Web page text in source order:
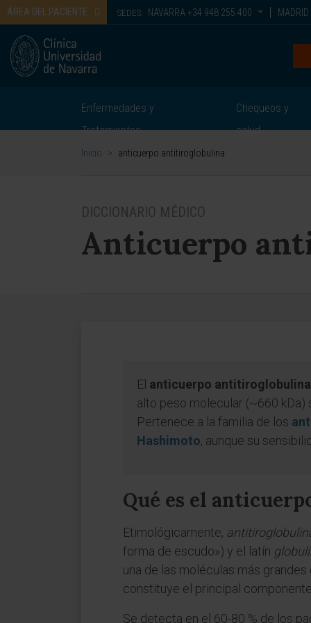
ÁREA DEL PACIENTE SEDES: NAVARRA +34 948 255 400 MADRID
Enfermedades y
Tratamientos
Chequeos y
salud
Inicio > anticuerpo antitiroglobulina
DICCIONARIO MÉDICO
Anticuerpo
El anticuerpo
alto peso molecular (~660
Pertenece a la familia de los
Hashimoto, aunque su
Qué es el
Etimológicamente,
forma de escudo») y el latín
una de las moléculas más
constituye el principal
Se detecta en el 60-80 % de los